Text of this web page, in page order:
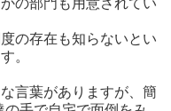
の部門も用意されてい
の存在も知らないとい
。
言葉がありますが、簡